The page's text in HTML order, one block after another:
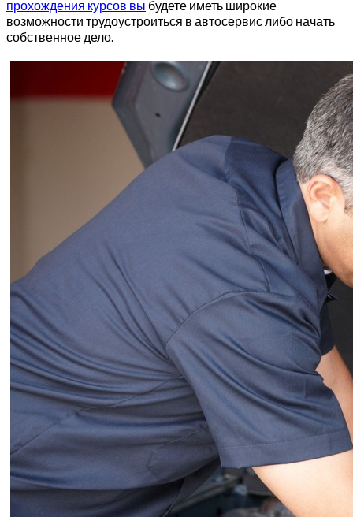
прохождения курсов вы будете иметь широкие
возможности трудоустроиться в автосервис либо начать
собственное дело.